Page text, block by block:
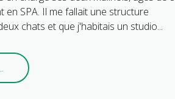
SPA. Il me fallait une structure
chats et que j'habitais un studio...